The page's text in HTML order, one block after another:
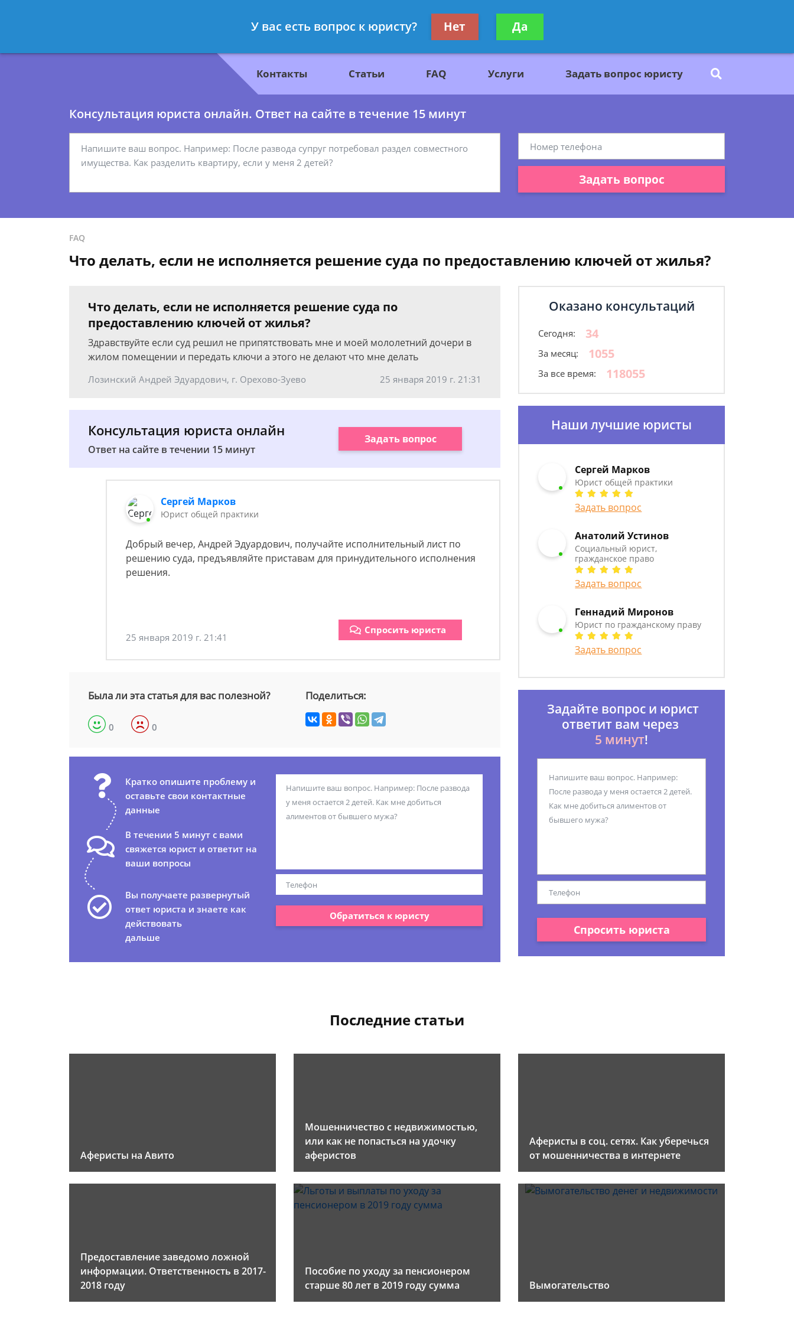
- Юрист по гражданскому праву
Получите консультацию
бесплатно
Контакты Статьи FAQ Услуги Задать вопрос юристу
Консультация юриста онлайн. Ответ на сайте в течение 15 минут
Задать вопрос
FAQ
Что делать, если не исполняется решение суда по предоставлению ключей от жилья?
Что делать, если не исполняется решение суда по
предоставлению ключей от жилья?
Здравствуйте если суд решил не припятствовать мне и моей мололетний дочери в
жилом помещении и передать ключи а этого не делают что мне делать
Лозинский Андрей Эдуардович, г. Орехово-Зуево 25 января 2019 г. 21:31
Консультация юриста онлайн
Ответ на сайте в течении 15 минут
Задать вопрос
Сергей Марков
Юрист общей практики
Добрый вечер, Андрей Эдуардович, получайте исполнительный лист по
решению суда, предъявляйте приставам для принудительного исполнения
решения.
25 января 2019 г. 21:41
Спросить юриста
Была ли эта статья для вас полезной?
0 0
Поделиться:
Кратко опишите проблему и
оставьте свои контактные
данные
В течении 5 минут с вами
свяжется юрист и ответит на
ваши вопросы
Вы получаете развернутый
ответ юриста и знаете как
действовать
дальше
Обратиться к юристу
Оказано консультаций
Сегодня: 34
За месяц: 1055
За все время: 118055
Наши лучшие юристы
Сергей Марков
Юрист общей практики
Задать вопрос
Анатолий Устинов
Социальный юрист,
гражданское право
Задать вопрос
Геннадий Миронов
Юрист по гражданскому праву
Задать вопрос
Задайте вопрос и юрист
ответит вам через
5 минут!
Спросить юриста
Последние статьи
Аферисты на Авито
Мошенничество с недвижимостью,
или как не попасться на удочку
аферистов
Аферисты в соц. сетях. Как уберечься
от мошенничества в интернете
Предоставление заведомо ложной
информации. Ответственность в 2017-
2018 году
Пособие по уходу за пенсионером
старше 80 лет в 2019 году сумма
Вымогательство
У вас есть вопрос к юристу? Нет Да